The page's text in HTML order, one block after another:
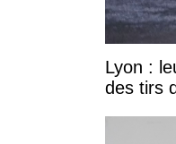
Lyon :
des tirs